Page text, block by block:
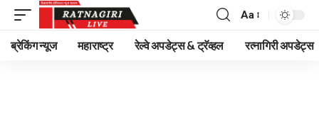
Font
Resizer
Aa
ब्रेकिंग न्यूज महाराष्ट्र रेल्वे अपडेट्स & ट्रॅव्हल रत्नागिरी अपडेट्स